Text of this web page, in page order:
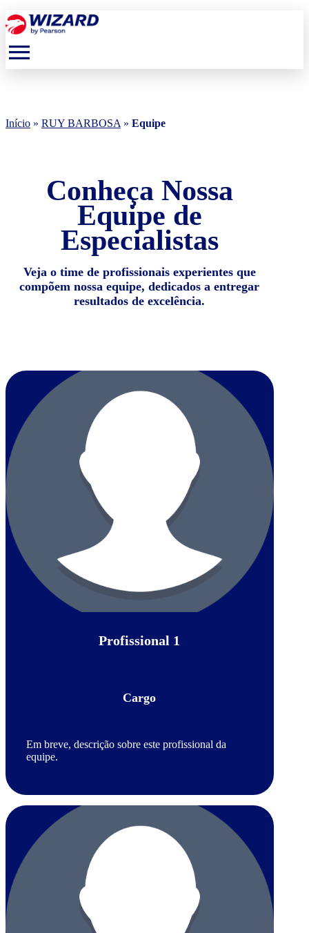
menu
Início » RUY BARBOSA » Equipe
Conheça Nossa
Equipe de
Especialistas
Veja o time de profissionais experientes que
compõem nossa equipe, dedicados a entregar
resultados de excelência.
Profissional 1
Cargo
Em breve, descrição sobre este profissional da
equipe.